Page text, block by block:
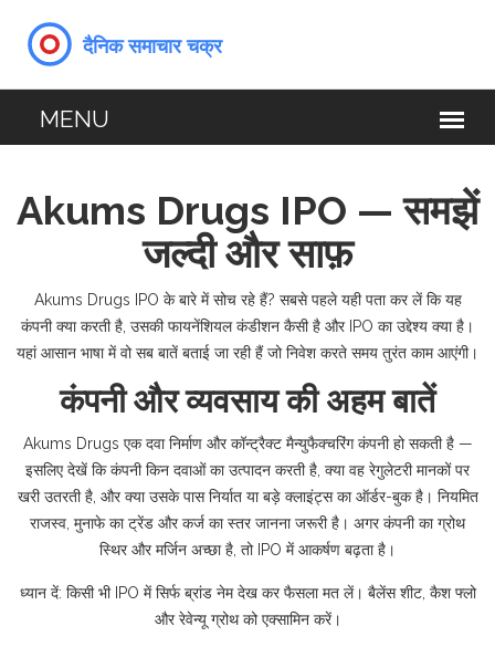
Akums Drugs IPO — समझें
जल्दी और साफ़
Akums Drugs IPO के बारे में सोच रहे हैं? सबसे पहले यही पता कर लें कि यह
कंपनी क्या करती है, उसकी फायनेंशियल कंडीशन कैसी है और IPO का उद्देश्य क्या है।
यहां आसान भाषा में वो सब बातें बताई जा रही हैं जो निवेश करते समय तुरंत काम आएंगी।
कंपनी और व्यवसाय की अहम बातें
Akums Drugs एक दवा निर्माण और कॉन्ट्रैक्ट मैन्युफैक्चरिंग कंपनी हो सकती है —
इसलिए देखें कि कंपनी किन दवाओं का उत्पादन करती है, क्या वह रेगुलेटरी मानकों पर
खरी उतरती है, और क्या उसके पास निर्यात या बड़े क्लाइंट्स का ऑर्डर-बुक है। नियमित
राजस्व, मुनाफे का ट्रेंड और कर्ज का स्तर जानना जरूरी है। अगर कंपनी का ग्रोथ
स्थिर और मर्जिन अच्छा है, तो IPO में आकर्षण बढ़ता है।
ध्यान दें: किसी भी IPO में सिर्फ ब्रांड नेम देख कर फैसला मत लें। बैलेंस शीट, कैश फ्लो
और रेवेन्यू ग्रोथ को एक्सामिन करें।